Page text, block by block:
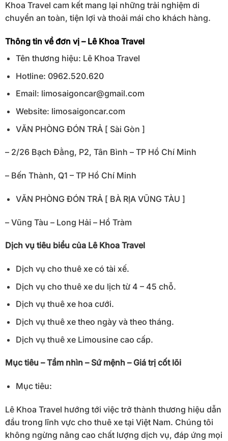
Khoa Travel cam kết mang lại những trải nghiệm di
chuyển an toàn, tiện lợi và thoải mái cho khách hàng.
Thông tin về đơn vị – Lê Khoa Travel
Tên thương hiệu: Lê Khoa Travel
Hotline: 0962.520.620
Email: limosaigoncar@gmail.com
Website: limosaigoncar.com
VĂN PHÒNG ĐÓN TRẢ [ Sài Gòn ]
– 2/26 Bạch Đằng, P2, Tân Bình – TP Hồ Chí Minh
– Bến Thành, Q1 – TP Hồ Chí Minh
VĂN PHÒNG ĐÓN TRẢ [ BÀ RỊA VŨNG TÀU ]
– Vũng Tàu – Long Hải – Hồ Tràm
Dịch vụ tiêu biểu của Lê Khoa Travel
Dịch vụ cho thuê xe có tài xế.
Dịch vụ cho thuê xe du lịch từ 4 – 45 chỗ.
Dịch vụ thuê xe hoa cưới.
Dịch vụ thuê xe theo ngày và theo tháng.
Dịch vụ thuê xe Limousine cao cấp.
Mục tiêu – Tầm nhìn – Sứ mệnh – Giá trị cốt lõi
Mục tiêu:
Lê Khoa Travel hướng tới việc trở thành thương hiệu dẫn
đầu trong lĩnh vực cho thuê xe tại Việt Nam. Chúng tôi
không ngừng nâng cao chất lượng dịch vụ, đáp ứng mọi